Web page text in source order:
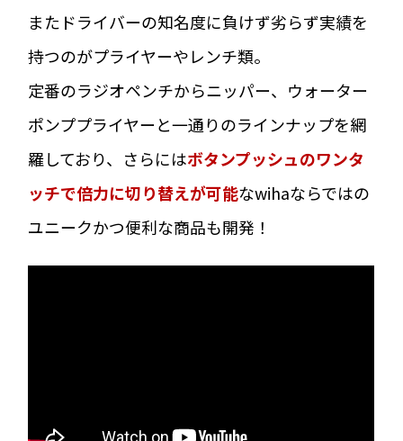
またドライバーの知名度に負けず劣らず実績を
持つのがプライヤーやレンチ類。
定番のラジオペンチからニッパー、ウォーター
ポンププライヤーと一通りのラインナップを網
羅しており、さらにはボタンプッシュのワンタ
ッチで倍力に切り替えが可能なwihaならではの
ユニークかつ便利な商品も開発！